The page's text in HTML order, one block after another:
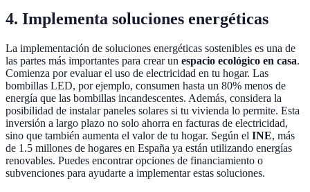
4. Implementa soluciones energéticas
La implementación de soluciones energéticas sostenibles es una de
las partes más importantes para crear un espacio ecológico en casa.
Comienza por evaluar el uso de electricidad en tu hogar. Las
bombillas LED, por ejemplo, consumen hasta un 80% menos de
energía que las bombillas incandescentes. Además, considera la
posibilidad de instalar paneles solares si tu vivienda lo permite. Esta
inversión a largo plazo no solo ahorra en facturas de electricidad,
sino que también aumenta el valor de tu hogar. Según el INE, más
de 1.5 millones de hogares en España ya están utilizando energías
renovables. Puedes encontrar opciones de financiamiento o
subvenciones para ayudarte a implementar estas soluciones.